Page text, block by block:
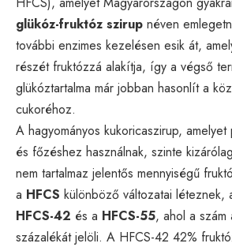
glükóz-fruktóz szirup néven
további enzimes kezelésen esik át,
részét fruktózzá alakítja, így a végső
glükóztartalma már jobban hasonlít a
cukoréhoz.
A hagyományos kukoricaszirup,
és főzéshez használnak, szinte
nem tartalmaz jelentős mennyiségű
a HFCS különböző változatai léteznek,
HFCS-42 és a HFCS-55, ahol a szám
százalékát jelöli. A HFCS-42 42%